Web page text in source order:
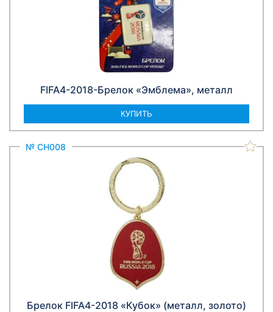
FIFA4-2018-Брелок «Эмблема», металл
КУПИТЬ
№ СН008
Брелок FIFA4-2018 «Кубок» (металл, золото)